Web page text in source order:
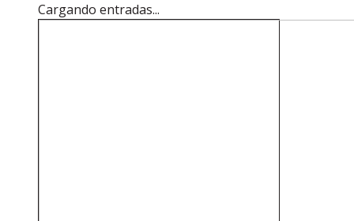
Cargando entradas...